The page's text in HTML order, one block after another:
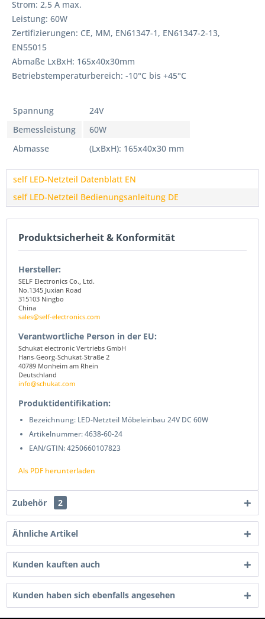
Strom: 2,5 A max.
Leistung: 60W
Zertifizierungen: CE, MM, EN61347-1, EN61347-2-13,
EN55015
Abmaße LxBxH: 165x40x30mm
Betriebstemperaturbereich: -10°C bis +45°C
Spannung
24V
Bemessleistung
60W
Abmasse
(LxBxH): 165x40x30 mm
self LED-Netzteil Datenblatt EN
self LED-Netzteil Bedienungsanleitung DE
Produktsicherheit & Konformität
Hersteller:
SELF Electronics Co., Ltd.
No.1345 Juxian Road
315103 Ningbo
China
sales@self-electronics.com
Verantwortliche Person in der EU:
Schukat electronic Vertriebs GmbH
Hans-Georg-Schukat-Straße 2
40789 Monheim am Rhein
Deutschland
info@schukat.com
Produktidentifikation:
Bezeichnung: LED-Netzteil Möbeleinbau 24V DC 60W
Artikelnummer: 4638-60-24
EAN/GTIN: 4250660107823
Als PDF herunterladen
Zubehör 2
Ähnliche Artikel
Kunden kauften auch
Kunden haben sich ebenfalls angesehen